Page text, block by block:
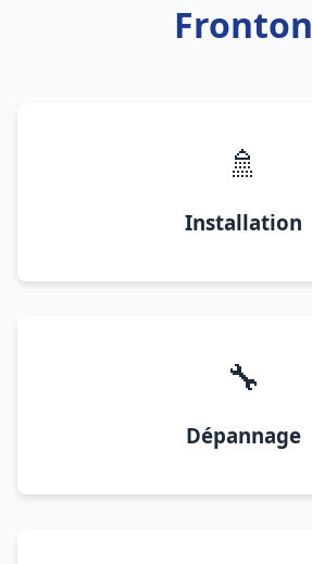
Fronton
🚿
Installation
🔧
Dépannage